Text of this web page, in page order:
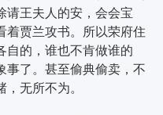
请王夫人的安，会会宝
着贾兰攻书。所以荣府住
自的，谁也不肯做谁的
事了。甚至偷典偷卖，不
无所不为。